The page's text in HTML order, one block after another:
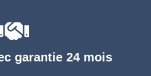
garantie 24 mois